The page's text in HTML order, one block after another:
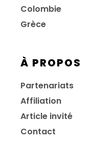
Colombie
Grèce
À PROPOS
Partenariats
Affiliation
Article invité
Contact